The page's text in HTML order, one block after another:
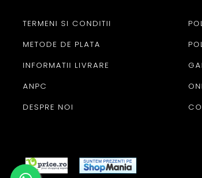
TERMENI SI CONDITII
METODE DE PLATA
INFORMATII LIVRARE
ANPC
DESPRE NOI